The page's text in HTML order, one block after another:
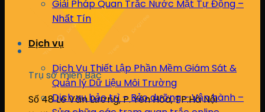
Trụ sở miền Bắc
Số 48 Lê Văn Lương, P. Yên Hòa, TP.Hà Nội
Giải Pháp Quan Trắc Nước Mặt Tự Động –
Nhất Tín
Dịch vụ
Dịch Vụ Thiết Lập Phần Mềm Giám Sát &
Quản lý Dữ Liệu Môi Trường
Dịch vụ bảo trì – Bảo dưỡng – Vận hành –